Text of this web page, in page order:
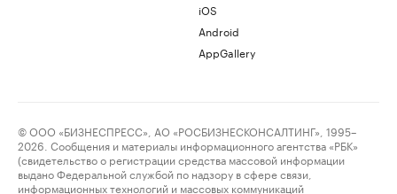
iOS
Android
AppGallery
© ООО «БИЗНЕСПРЕСС», АО «РОСБИЗНЕСКОНСАЛТИНГ», 1995–
2026. Сообщения и материалы информационного агентства «РБК»
(свидетельство о регистрации средства массовой информации
выдано Федеральной службой по надзору в сфере связи,
информационных технологий и массовых коммуникаций